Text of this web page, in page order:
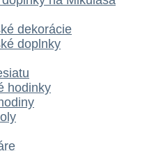
dekorácie
doplnky
hodinky